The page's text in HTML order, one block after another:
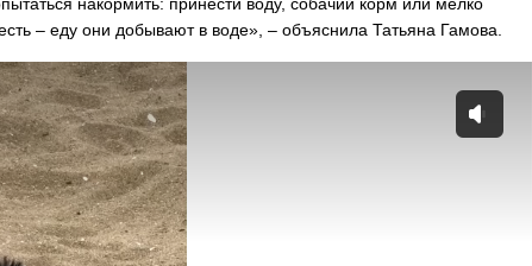
– еду они добывают в воде», – объяснила Татьяна Гамова.